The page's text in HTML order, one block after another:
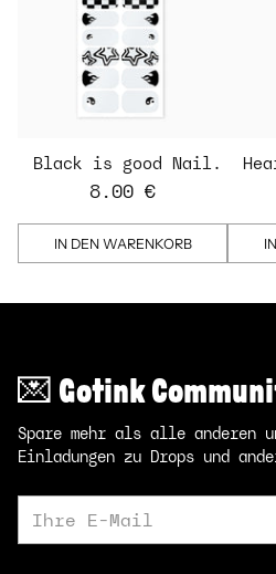
Black is good Nail
Strips
8.00 €
IN DEN WARENKORB
💌 Gotink
Spare mehr als alle anderen
Einladungen zu Drops und
E-